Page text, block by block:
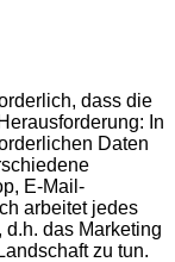
dass die
In
Daten
E-Mail-
arbeitet jedes
das Marketing
zu tun.